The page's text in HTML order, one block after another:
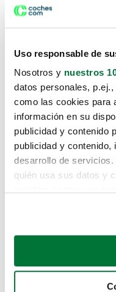
Uso responsable de
Nosotros y nuestros
datos personales,
como las cookies para
información en su
publicidad y contenido
publicidad y contenido,
desarrollo de
quién usa sus datos y
Si lo permite, también
Recopilar